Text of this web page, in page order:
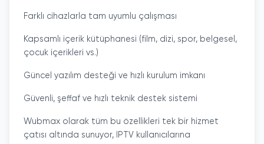
Farklı cihazlarla tam uyumlu çalışması
Kapsamlı içerik kütüphanesi (film, dizi, spor, belgesel,
çocuk içerikleri vs.)
Güncel yazılım desteği ve hızlı kurulum imkanı
Güvenli, şeffaf ve hızlı teknik destek sistemi
Wubmax olarak tüm bu özellikleri tek bir hizmet
çatısı altında sunuyor, IPTV kullanıcılarına